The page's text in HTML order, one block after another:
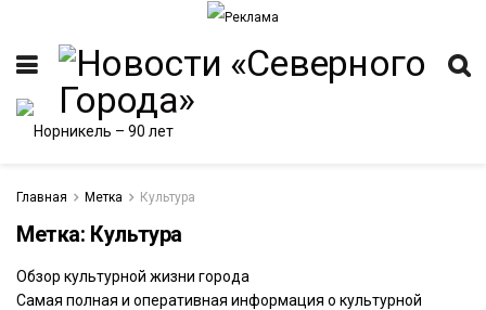
Главная Метка Культура
Метка: Культура
Обзор культурной жизни города
Самая полная и оперативная информация о культурной